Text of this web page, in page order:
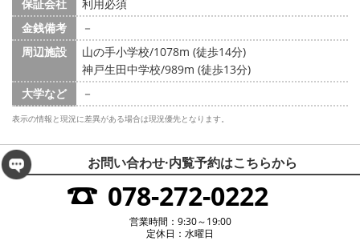
保証会社
利用必須
金銭備考
－
周辺施設
山の手小学校/1078m (徒歩14分)
神戸生田中学校/989m (徒歩13分)
大学など
－
表示の情報と現況に差異がある場合は現況優先となります。
お問い合わせ·内覧予約はこちらから
078-272-0222
営業時間：9:30～19:00
定休日：水曜日